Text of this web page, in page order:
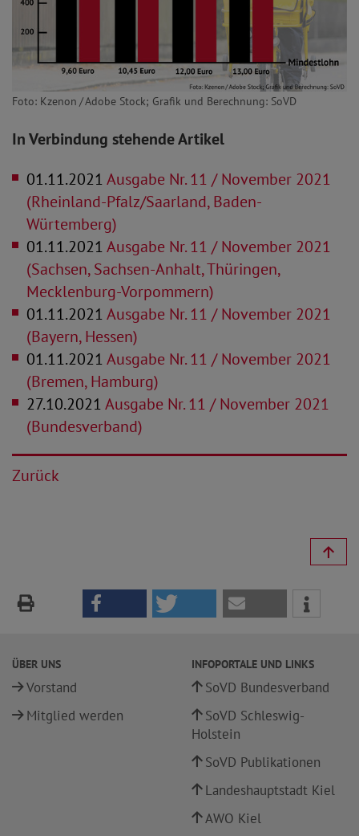
Foto: Kzenon / Adobe Stock; Grafik und Berechnung: SoVD
In Verbindung stehende Artikel
01.11.2021Ausgabe Nr. 11 / November 2021
(Rheinland-Pfalz/Saarland, Baden-
Würtemberg)
01.11.2021Ausgabe Nr. 11 / November 2021
(Sachsen, Sachsen-Anhalt, Thüringen,
Mecklenburg-Vorpommern)
01.11.2021Ausgabe Nr. 11 / November 2021
(Bayern, Hessen)
01.11.2021Ausgabe Nr. 11 / November 2021
(Bremen, Hamburg)
27.10.2021Ausgabe Nr. 11 / November 2021
(Bundesverband)
Zurück
ÜBER UNS
Vorstand
Mitglied werden
INFOPORTALE UND LINKS
SoVD Bundesverband
SoVD Schleswig-
Holstein
SoVD Publikationen
Landeshauptstadt Kiel
AWO Kiel